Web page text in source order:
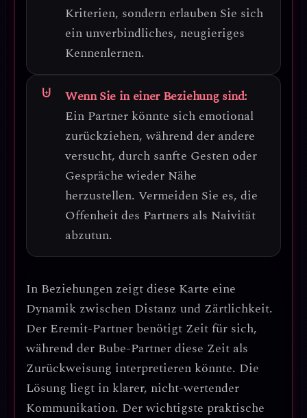
Kriterien, sondern erlauben Sie sich
ein unverbindliches, neugieriges
Kennenlernen.
Wenn Sie in einer Beziehung sind:
Ein Partner könnte sich emotional
zurückziehen, während der andere
versucht, durch sanfte Gesten oder
Gespräche wieder Nähe
herzustellen. Vermeiden Sie es, die
Offenheit des Partners als Naivität
abzutun.
In Beziehungen zeigt diese Karte eine
Dynamik zwischen Distanz und Zärtlichkeit.
Der Eremit-Partner benötigt Zeit für sich,
während der Bube-Partner diese Zeit als
Zurückweisung interpretieren könnte. Die
Lösung liegt in klarer, nicht-wertender
Kommunikation. Der wichtigste praktische